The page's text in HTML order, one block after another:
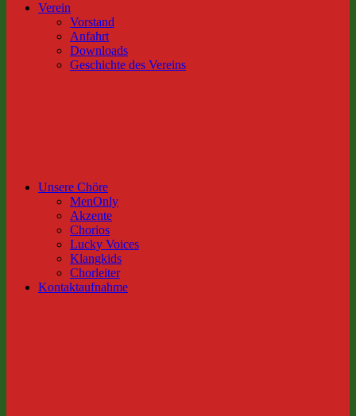
Verein
Vorstand
Anfahrt
Downloads
Geschichte des Vereins
Unsere Chöre
MenOnly
Akzente
Chorios
Lucky Voices
Klangkids
Chorleiter
Kontaktaufnahme